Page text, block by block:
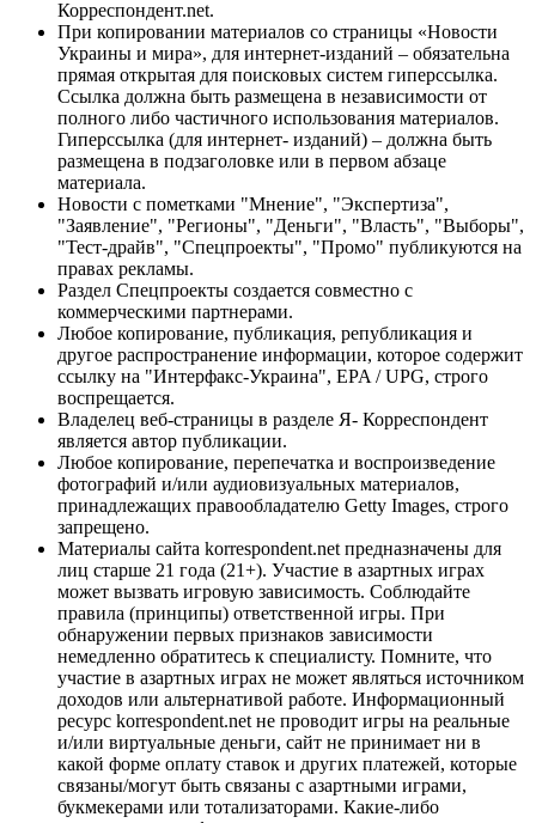
Корреспондент.net.
При копировании материалов со страницы «Новости
Украины и мира», для интернет-изданий – обязательна
прямая открытая для поисковых систем гиперссылка.
Ссылка должна быть размещена в независимости от
полного либо частичного использования материалов.
Гиперссылка (для интернет- изданий) – должна быть
размещена в подзаголовке или в первом абзаце
материала.
Новости с пометками "Мнение", "Экспертиза",
"Заявление", "Регионы", "Деньги", "Власть", "Выборы",
"Тест-драйв", "Спецпроекты", "Промо" публикуются на
правах рекламы.
Раздел Спецпроекты создается совместно с
коммерческими партнерами.
Любое копирование, публикация, републикация и
другое распространение информации, которое содержит
ссылку на "Интерфакс-Украина", EPA / UPG, строго
воспрещается.
Владелец веб-страницы в разделе Я- Корреспондент
является автор публикации.
Любое копирование, перепечатка и воспроизведение
фотографий и/или аудиовизуальных материалов,
принадлежащих правообладателю Getty Images, строго
запрещено.
Материалы сайта korrespondent.net предназначены для
лиц старше 21 года (21+). Участие в азартных играх
может вызвать игровую зависимость. Соблюдайте
правила (принципы) ответственной игры. При
обнаружении первых признаков зависимости
немедленно обратитесь к специалисту. Помните, что
участие в азартных играх не может являться источником
доходов или альтернативой работе. Информационный
ресурс korrespondent.net не проводит игры на реальные
и/или виртуальные деньги, сайт не принимает ни в
какой форме оплату ставок и других платежей, которые
связаны/могут быть связаны с азартными играми,
букмекерами или тотализаторами. Какие-либо